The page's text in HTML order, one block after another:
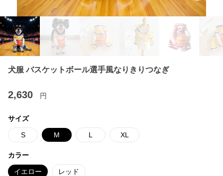
犬服 バスケットボール選手風なりきりつなぎ
2,630 円
サイズ
S M L XL
カラー
イエロー レッド